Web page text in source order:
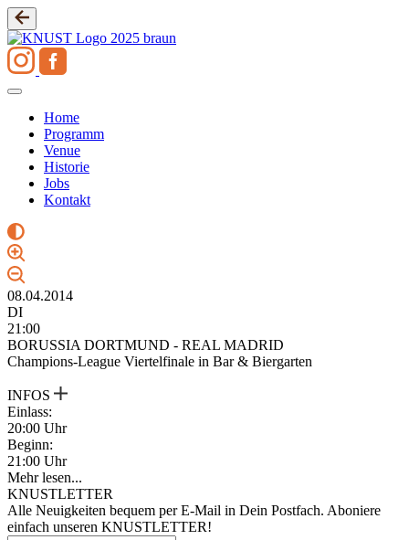
Zum
Inhalt
springen
Home
Programm
Venue
Historie
Jobs
Kontakt
08.04.2014
DI
21:00
BORUSSIA DORTMUND - REAL MADRID
Champions-League Viertelfinale in Bar & Biergarten
INFOS
Einlass:
20:00 Uhr
Beginn:
21:00 Uhr
Mehr lesen...
KNUSTLETTER
Alle Neuigkeiten bequem per E-Mail in Dein Postfach. Aboniere
einfach unseren KNUSTLETTER!